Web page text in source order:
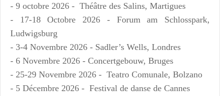
- 9 octobre 2026 - Théâtre des Salins, Martigues
- 17-18 Octobre 2026 - Forum am Schlosspark,
Ludwigsburg
- 3-4 Novembre 2026 - Sadler’s Wells, Londres
- 6 Novembre 2026 - Concertgebouw, Bruges
- 25-29 Novembre 2026 - Teatro Comunale, Bolzano
- 5 Décembre 2026 - Festival de danse de Cannes